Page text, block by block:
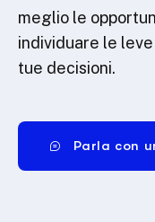
meglio le
individuare le
tue decisioni.
Parla con